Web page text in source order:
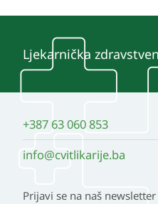
Ljekarnička
+387 63 060 853
info@cvitlikarije.ba
Prijavi se na naš